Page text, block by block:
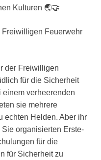
Kulturen 🌏🤝
Freiwilligen Feuerwehr
der Freiwilligen
für die Sicherheit
einem verheerenden
sie mehrere
echten Helden. Aber ihr
organisierten Erste-
für die
für Sicherheit zu